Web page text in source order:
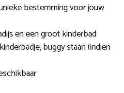
bestemming voor jouw
en een groot kinderbad
buggy staan (indien